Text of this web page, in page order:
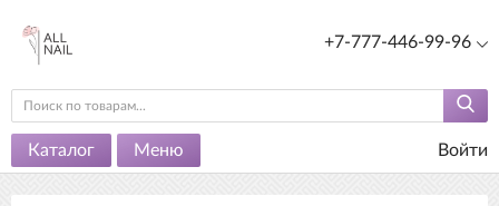
+7-777-446-99-96
Каталог Меню Войти